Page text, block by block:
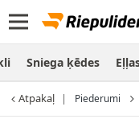
Sniega ķēdes
Atpakaļ Piederumi